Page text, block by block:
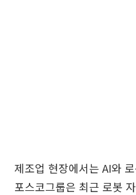
제조업 현장에서는 AI와
포스코그룹은 최근 로봇